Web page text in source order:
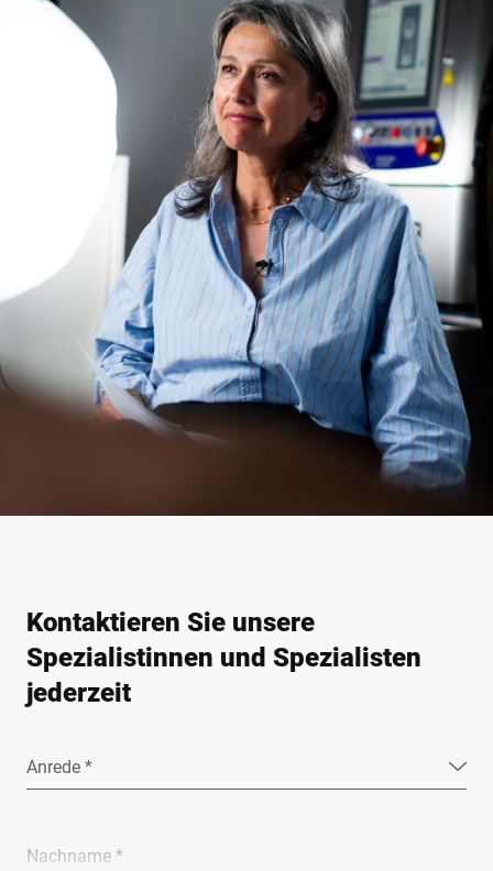
Kontaktieren Sie unsere
Spezialistinnen und Spezialisten
jederzeit
Anrede *
Nachname *